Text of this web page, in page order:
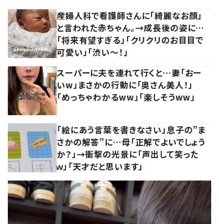
産婦人科で看護師さんに「綺麗なお顔」
と言われた赤ちゃん。→成長後の姿に…
「将来有望すぎる」「クリクリのお目目で
可愛い」「渋い～！」
スーパーに夫を連れて行くと…妻「おー
いw」まさかの行動に「奥さん美人！」
「めっちゃわかるww」「楽しそうww」
「絵にあう言葉を書きなさい」息子の”ま
さかの解答”に…母「正解でよいでしょう
か？」→衝撃の光景に「声出して笑った
ｗ」「天才だと思います」